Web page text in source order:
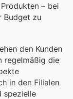
– bei
Budget zu
den Kunden
regelmäßig die
in den Filialen
spezielle